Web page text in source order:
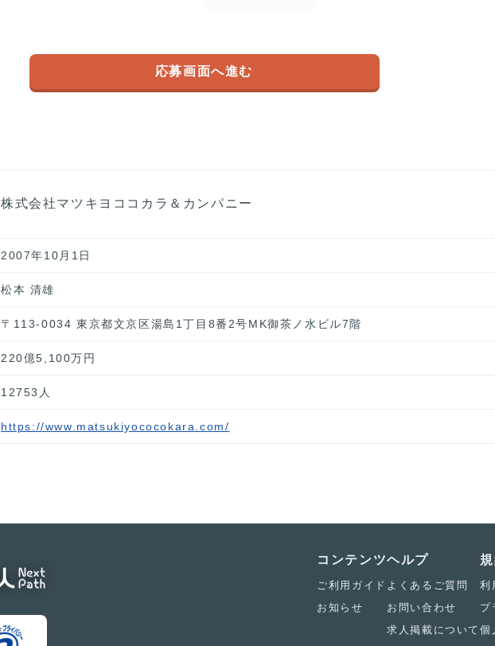
応募画面へ進む
株式会社マツキヨココカラ＆カンパニー
2007年10月1日
松本 清雄
〒113-0034 東京都文京区湯島1丁目8番2号MK御茶ノ水ビル7階
220億5,100万円
12753人
https://www.matsukiyococokara.com/
コンテンツ
ご利用ガイド
お知らせ
ヘルプ
よくあるご質問
お問い合わせ
求人掲載について
利
プ
個